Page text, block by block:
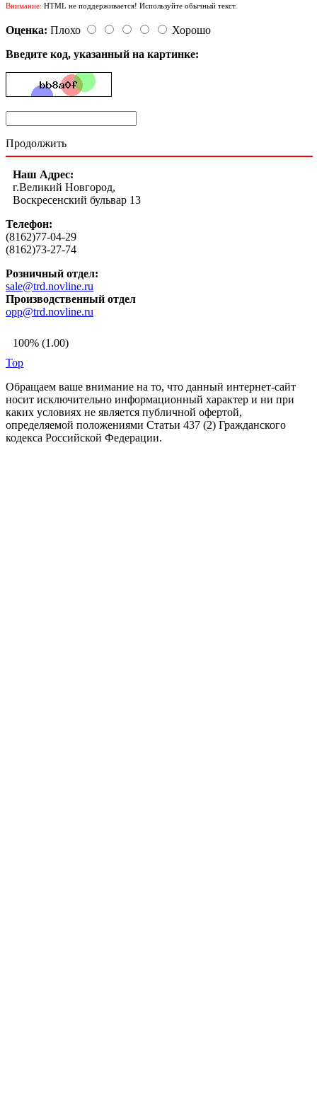
Внимание: HTML не поддерживается! Используйте обычный текст.
Оценка: Плохо
Хорошо
Введите код, указанный на картинке:
Продолжить
Наш Адрес:
г.Великий Новгород,
Воскресенский бульвар 13
Телефон:
(8162)77-04-29
(8162)73-27-74
Розничный отдел:
sale@trd.novline.ru
Производственный отдел
opp@trd.novline.ru
100% (1.00)
Top
Обращаем ваше внимание на то, что данный интернет-сайт
носит исключительно информационный характер и ни при
каких условиях не является публичной офертой,
определяемой положениями Статьи 437 (2) Гражданского
кодекса Российской Федерации.